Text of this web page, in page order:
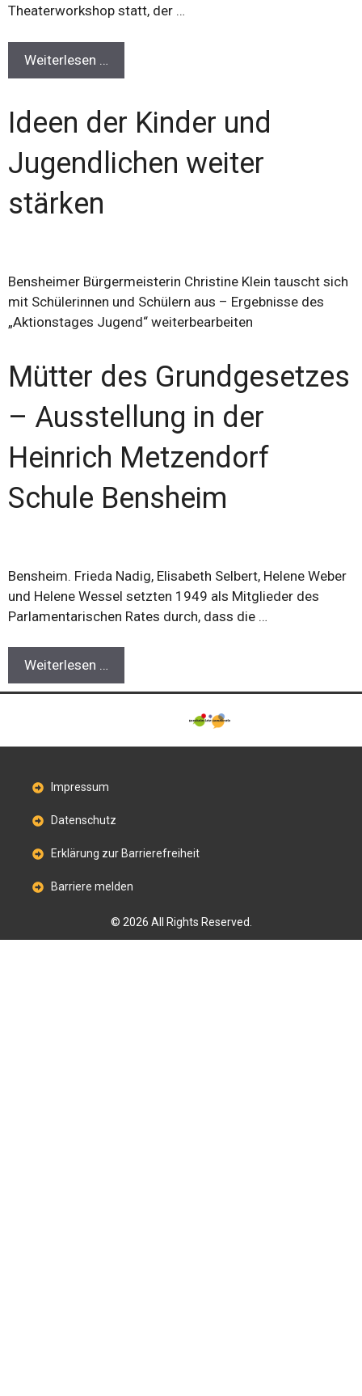
Theaterworkshop statt, der …
Weiterlesen …
Ideen der Kinder und
Jugendlichen weiter
stärken
Bensheimer Bürgermeisterin Christine Klein tauscht sich
mit Schülerinnen und Schülern aus – Ergebnisse des
„Aktionstages Jugend“ weiterbearbeiten
Mütter des Grundgesetzes
– Ausstellung in der
Heinrich Metzendorf
Schule Bensheim
Bensheim. Frieda Nadig, Elisabeth Selbert, Helene Weber
und Helene Wessel setzten 1949 als Mitglieder des
Parlamentarischen Rates durch, dass die …
Weiterlesen …
Impressum
Datenschutz
Erklärung zur Barrierefreiheit
Barriere melden
© 2026 All Rights Reserved.